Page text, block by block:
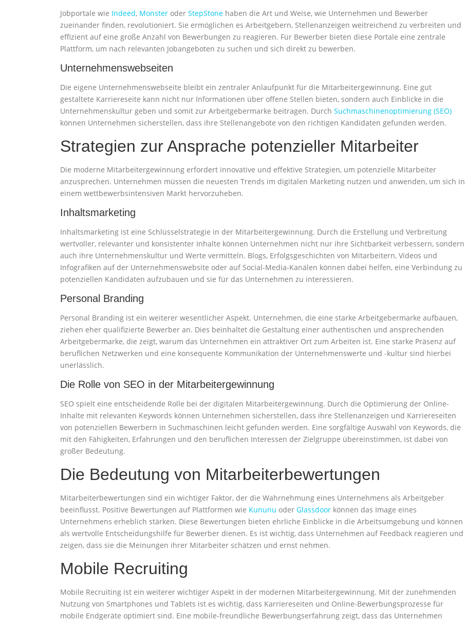
Jobportale wie Indeed, Monster oder StepStone haben die Art und Weise, wie Unternehmen und Bewerber
zueinander finden, revolutioniert. Sie ermöglichen es Arbeitgebern, Stellenanzeigen weitreichend zu verbreiten und
effizient auf eine große Anzahl von Bewerbungen zu reagieren. Für Bewerber bieten diese Portale eine zentrale
Plattform, um nach relevanten Jobangeboten zu suchen und sich direkt zu bewerben.
Unternehmenswebseiten
Die eigene Unternehmenswebseite bleibt ein zentraler Anlaufpunkt für die Mitarbeitergewinnung. Eine gut
gestaltete Karriereseite kann nicht nur Informationen über offene Stellen bieten, sondern auch Einblicke in die
Unternehmenskultur geben und somit zur Arbeitgebermarke beitragen. Durch Suchmaschinenoptimierung (SEO)
können Unternehmen sicherstellen, dass ihre Stellenangebote von den richtigen Kandidaten gefunden werden.
Strategien zur Ansprache potenzieller Mitarbeiter
Die moderne Mitarbeitergewinnung erfordert innovative und effektive Strategien, um potenzielle Mitarbeiter
anzusprechen. Unternehmen müssen die neuesten Trends im digitalen Marketing nutzen und anwenden, um sich in
einem wettbewerbsintensiven Markt hervorzuheben.
Inhaltsmarketing
Inhaltsmarketing ist eine Schlüsselstrategie in der Mitarbeitergewinnung. Durch die Erstellung und Verbreitung
wertvoller, relevanter und konsistenter Inhalte können Unternehmen nicht nur ihre Sichtbarkeit verbessern, sondern
auch ihre Unternehmenskultur und Werte vermitteln. Blogs, Erfolgsgeschichten von Mitarbeitern, Videos und
Infografiken auf der Unternehmenswebsite oder auf Social-Media-Kanälen können dabei helfen, eine Verbindung zu
potenziellen Kandidaten aufzubauen und sie für das Unternehmen zu interessieren.
Personal Branding
Personal Branding ist ein weiterer wesentlicher Aspekt. Unternehmen, die eine starke Arbeitgebermarke aufbauen,
ziehen eher qualifizierte Bewerber an. Dies beinhaltet die Gestaltung einer authentischen und ansprechenden
Arbeitgebermarke, die zeigt, warum das Unternehmen ein attraktiver Ort zum Arbeiten ist. Eine starke Präsenz auf
beruflichen Netzwerken und eine konsequente Kommunikation der Unternehmenswerte und -kultur sind hierbei
unerlässlich.
Die Rolle von SEO in der Mitarbeitergewinnung
SEO spielt eine entscheidende Rolle bei der digitalen Mitarbeitergewinnung. Durch die Optimierung der Online-
Inhalte mit relevanten Keywords können Unternehmen sicherstellen, dass ihre Stellenanzeigen und Karriereseiten
von potenziellen Bewerbern in Suchmaschinen leicht gefunden werden. Eine sorgfältige Auswahl von Keywords, die
mit den Fähigkeiten, Erfahrungen und den beruflichen Interessen der Zielgruppe übereinstimmen, ist dabei von
großer Bedeutung.
Die Bedeutung von Mitarbeiterbewertungen
Mitarbeiterbewertungen sind ein wichtiger Faktor, der die Wahrnehmung eines Unternehmens als Arbeitgeber
beeinflusst. Positive Bewertungen auf Plattformen wie Kununu oder Glassdoor können das Image eines
Unternehmens erheblich stärken. Diese Bewertungen bieten ehrliche Einblicke in die Arbeitsumgebung und können
als wertvolle Entscheidungshilfe für Bewerber dienen. Es ist wichtig, dass Unternehmen auf Feedback reagieren und
zeigen, dass sie die Meinungen ihrer Mitarbeiter schätzen und ernst nehmen.
Mobile Recruiting
Mobile Recruiting ist ein weiterer wichtiger Aspekt in der modernen Mitarbeitergewinnung. Mit der zunehmenden
Nutzung von Smartphones und Tablets ist es wichtig, dass Karriereseiten und Online-Bewerbungsprozesse für
mobile Endgeräte optimiert sind. Eine mobile-freundliche Bewerbungserfahrung zeigt, dass das Unternehmen